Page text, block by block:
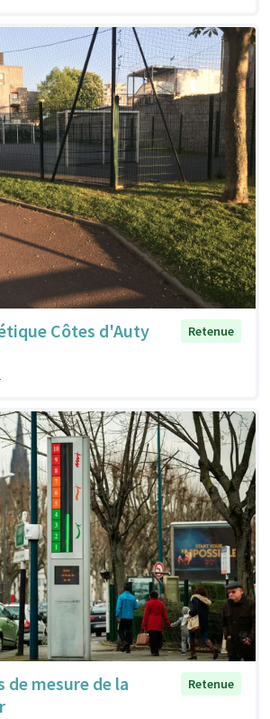
Côtes d'Auty
Retenue
de mesure de la
Retenue